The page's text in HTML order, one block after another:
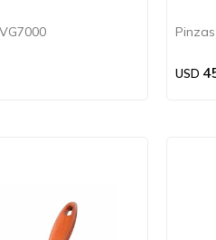
USD